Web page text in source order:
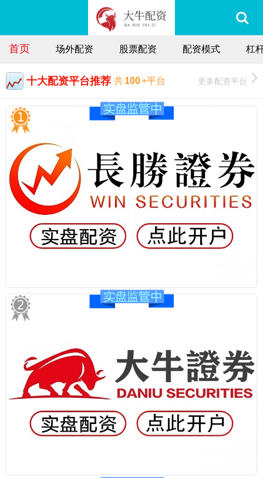
首页 场外配资 股票配资 配资模式 杠
十大配资平台推荐 共100+平台 更多配资平台